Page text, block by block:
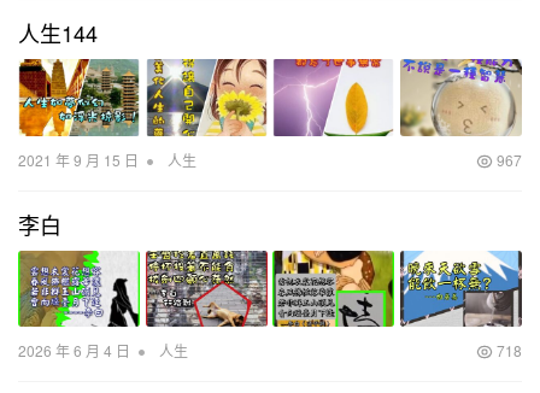
人生144
2021 年 9 月 15 日 • 人生 967
李白
2026 年 6 月 4 日 • 人生 718